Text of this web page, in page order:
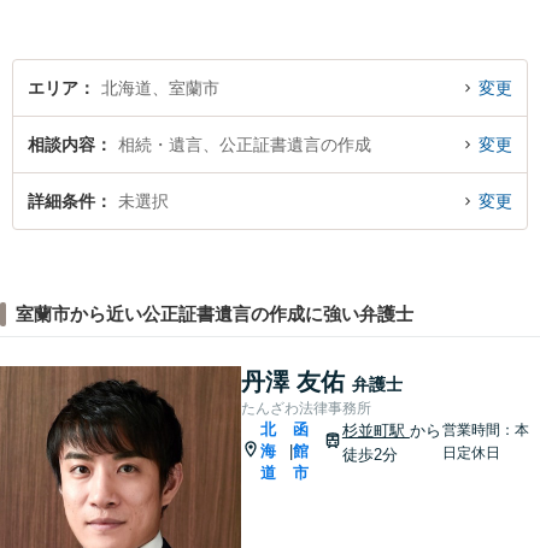
エリア 北海道、室蘭市 変更
相談内容 相続・遺言、公正証書遺言の作成 変更
詳細条件 未選択 変更
室蘭市から近い公正証書遺言の作成に強い弁護士
丹澤 友佑 弁護士
たんざわ法律事務所
北
海
道
|
函
館
市
杉並町駅 から
徒歩2分
営業時間：本
日定休日